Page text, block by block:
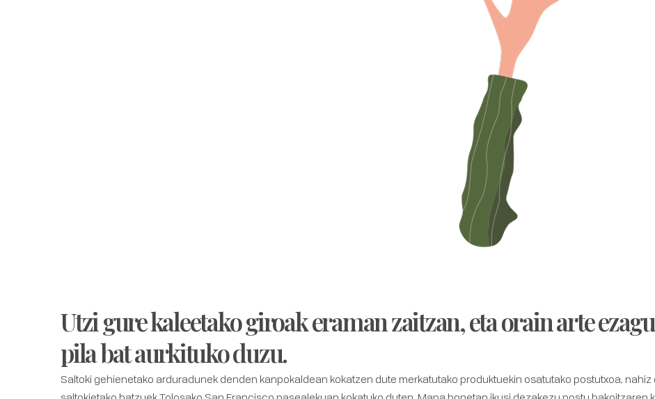
Utzi gure kaleetako giroak eraman zaitzan, eta orain arte
pila bat aurkituko duzu.
Saltoki gehienetako arduradunek denden kanpokaldean kokatzen dute merkatutako produktuekin osatutako postutxoa,